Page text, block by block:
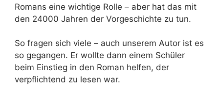
Romans eine wichtige Rolle – aber hat das mit
den 24000 Jahren der Vorgeschichte zu tun.
So fragen sich viele – auch unserem Autor ist es
so gegangen. Er wollte dann einem Schüler
beim Einstieg in den Roman helfen, der
verpflichtend zu lesen war.